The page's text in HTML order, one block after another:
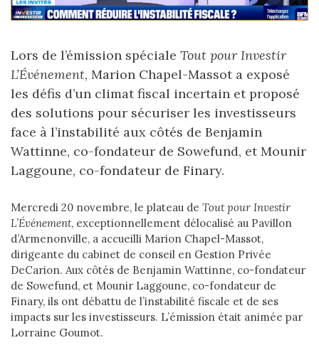
Lors de l’émission spéciale Tout pour Investir
L’Événement, Marion Chapel-Massot a exposé
les défis d’un climat fiscal incertain et proposé
des solutions pour sécuriser les investisseurs
face à l’instabilité aux côtés de Benjamin
Wattinne, co-fondateur de Sowefund, et Mounir
Laggoune, co-fondateur de Finary.
Mercredi 20 novembre, le plateau de Tout pour Investir
L’Événement, exceptionnellement délocalisé au Pavillon
d’Armenonville, a accueilli Marion Chapel-Massot,
dirigeante du cabinet de conseil en Gestion Privée
DeCarion. Aux côtés de Benjamin Wattinne, co-fondateur
de Sowefund, et Mounir Laggoune, co-fondateur de
Finary, ils ont débattu de l’instabilité fiscale et de ses
impacts sur les investisseurs. L’émission était animée par
Lorraine Goumot.